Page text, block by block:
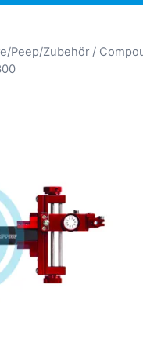
Peep/Zubehör /